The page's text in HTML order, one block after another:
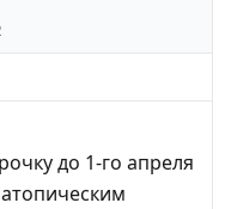
до 1-го апреля